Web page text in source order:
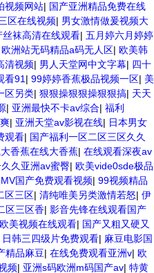
视频网站| 国产亚洲精品免费在线
区在线视频| 男女激情做爰视频大
丝袜高清在线观看| 五月婷六月婷婷
欧洲站无码精品a码无人区| 欧美韩
清视频| 男人天堂网中文字幕| 四十
看91 | 99婷婷香蕉极品视频一区| 美
区另类| 狠狠操狠狠操狠狠搞| 天天
| 亚洲最快不卡av综合| 福利
| 亚洲天堂av影视在线| 日本男女
观看| 国产福利一区二区三区久久
香蕉在线大香蕉| 在线观看深夜av
久亚洲av蜜臀| 欧美vide0sde极品
国产免费观看视频| 99视频精品
区三区| 清纯唯美另类激情若怒| 伊
区三区香| 影音先锋在线观看国产
美视频在线观看| 国产又粗又硬又
日韩三四级片免费观看| 麻豆电影国
精品麻豆| 在线免费观看亚洲v| 欧
频| 亚洲s码欧洲m码国产av| 特黄